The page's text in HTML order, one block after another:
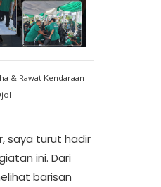
& Rawat Kendaraan
saya turut hadir
ini. Dari
barisan